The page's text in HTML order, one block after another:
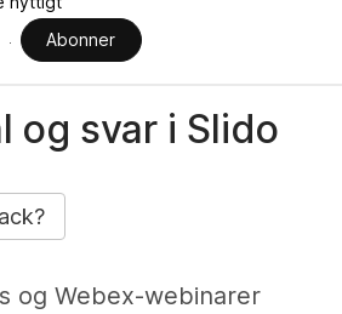
Abonner
og svar i Slido
og Webex-webinarer